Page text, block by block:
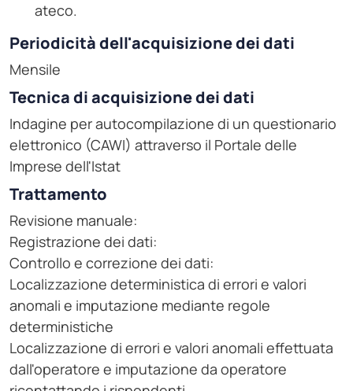
ateco.
Periodicità dell'acquisizione dei dati
Mensile
Tecnica di acquisizione dei dati
Indagine per autocompilazione di un questionario
elettronico (CAWI) attraverso il Portale delle
Imprese dell'Istat
Trattamento
Revisione manuale:
Registrazione dei dati:
Controllo e correzione dei dati:
Localizzazione deterministica di errori e valori
anomali e imputazione mediante regole
deterministiche
Localizzazione di errori e valori anomali effettuata
dall'operatore e imputazione da operatore